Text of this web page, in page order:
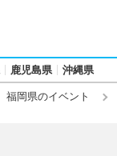
鹿児島県 沖縄県
福岡県のイベント